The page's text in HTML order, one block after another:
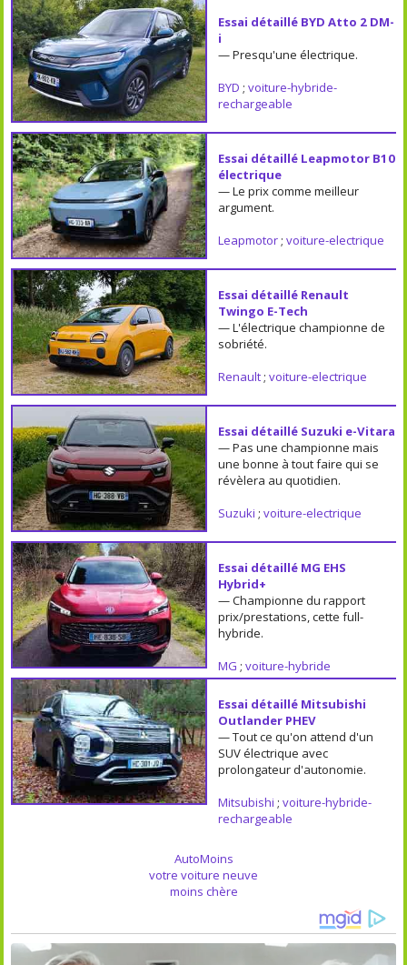
Essai détaillé BYD Atto 2 DM-
i
— Presqu'une électrique.
BYD ; voiture-hybride-
rechargeable
Essai détaillé Leapmotor B10
électrique
— Le prix comme meilleur
argument.
Leapmotor; voiture-electrique
Essai détaillé Renault
Twingo E-Tech
— L'électrique championne de
sobriété.
Renault; voiture-electrique
Essai détaillé Suzuki e-Vitara
— Pas une championne mais
une bonne à tout faire qui se
révèlera au quotidien.
Suzuki ; voiture-electrique
Essai détaillé MG EHS
Hybrid+
— Championne du rapport
prix/prestations, cette full-
hybride.
MG ; voiture-hybride
Essai détaillé Mitsubishi
Outlander PHEV
— Tout ce qu'on attend d'un
SUV électrique avec
prolongateur d'autonomie.
Mitsubishi ; voiture-hybride-
rechargeable
AutoMoins
votre voiture neuve
moins chère